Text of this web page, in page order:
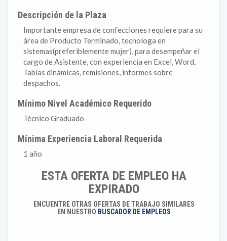
Descripción de la Plaza
Importante empresa de confecciones requiere para su
área de Producto Terminado, tecnologa en
sistemas(preferiblemente mujer), para desempeñar el
cargo de Asistente, con experiencia en Excel, Word,
Tablas dinámicas, remisiones, informes sobre
despachos.
Mínimo Nivel Académico Requerido
Técnico Graduado
Mínima Experiencia Laboral Requerida
1 año
ESTA OFERTA DE EMPLEO HA
EXPIRADO
ENCUENTRE OTRAS OFERTAS DE TRABAJO SIMILARES
EN NUESTRO BUSCADOR DE EMPLEOS